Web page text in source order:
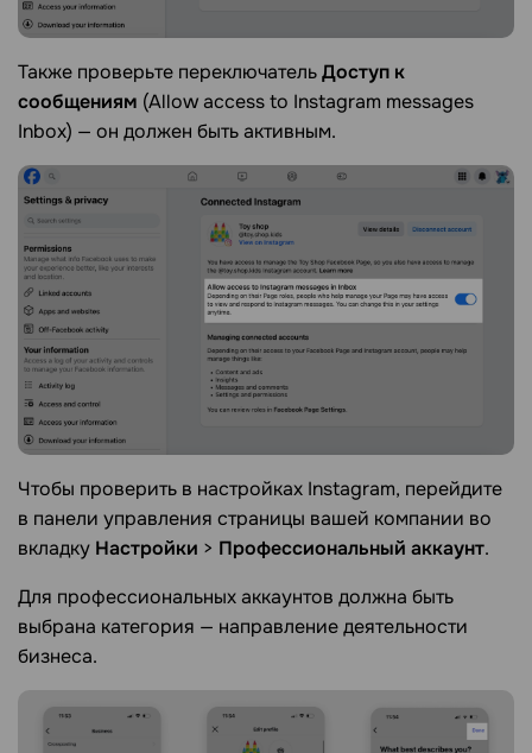
Также проверьте переключательДоступ к
сообщениям (Allow access to Instagram messages
Inbox) — он должен быть активным.
Чтобы проверить в настройках Instagram, перейдите
в панели управления страницы вашей компании во
вкладку Настройки > Профессиональный аккаунт.
Для профессиональных аккаунтов должна быть
выбрана категория — направление деятельности
бизнеса.